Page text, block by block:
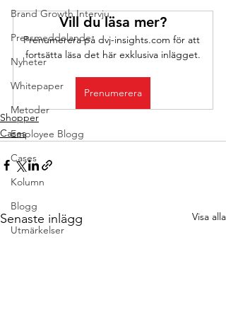
Brand Growth Intervju
Pressmeddelande
Nyheter
Whitepaper
Metoder
Employee Blogg
Cases
Kolumn
Blogg
Utmärkelser
Vill du läsa mer?
Prenumerera på dvj-insights.com för att
fortsätta läsa det här exklusiva inlägget.
Prenumerera
Shopper
Cases
Senaste inlägg Visa alla